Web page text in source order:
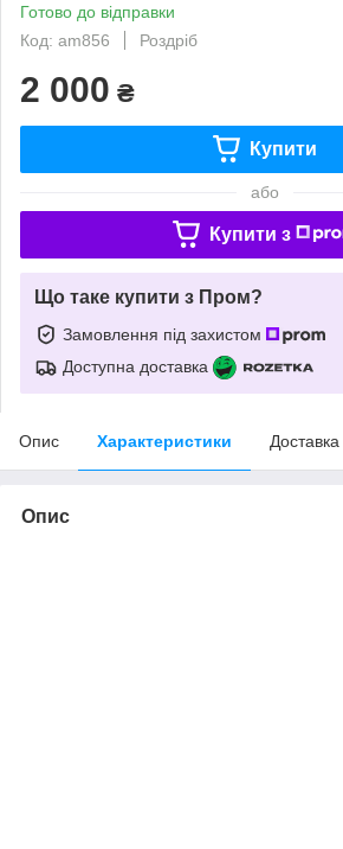
Готово до відправки
Код: am856
Роздріб
2 000 ₴
Купити
або
Купити з
Що таке купити з Пром?
Замовлення під захистом
Доступна доставка
Опис Характеристики Доставка
Опис